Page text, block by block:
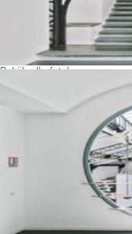
Bekijk alle foto's